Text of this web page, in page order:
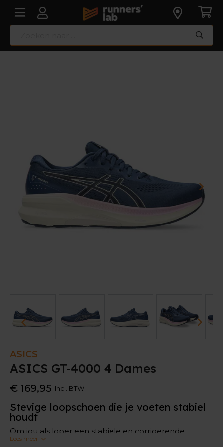
ASICS
ASICS GT-4000 4 Dames
€ 169,95 Incl. BTW
Stevige loopschoen die je voeten stabiel
houdt
Om jou als loper een stabiele en corrigerende
looppas te geven, is deze ASICS GT 4000 4
Lees meer